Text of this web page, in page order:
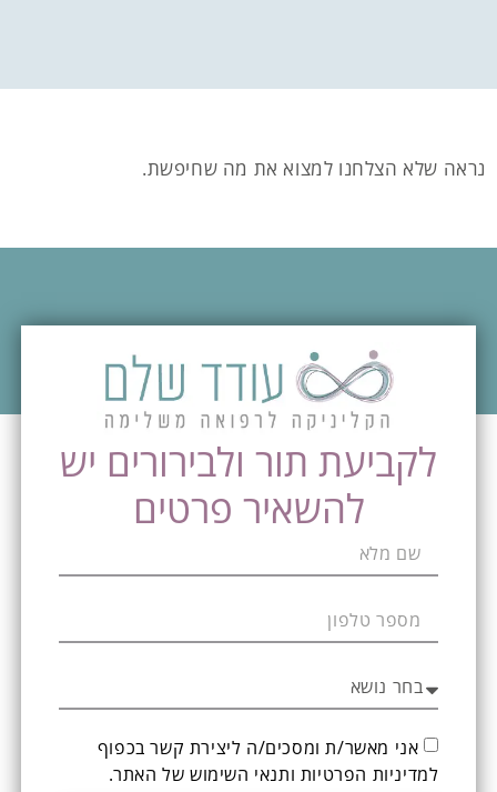
נראה שלא הצלחנו למצוא את מה שחיפשת.
לקביעת תור ולבירורים יש
להשאיר פרטים
אני מאשר/ת ומסכים/ה ליצירת קשר בכפוף
למדיניות הפרטיות ותנאי השימוש של האתר.